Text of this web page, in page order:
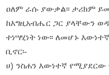
ዐለም ራሱ ያውቃል፡፡ ታሪክም
ከእግዚአብሔር ጋር ያላቸውን
ተነሣሂነት ነው፡፡ ለመሆኑ
ቢኖር፡-
ሀ) ንስሐን እውነተኛ